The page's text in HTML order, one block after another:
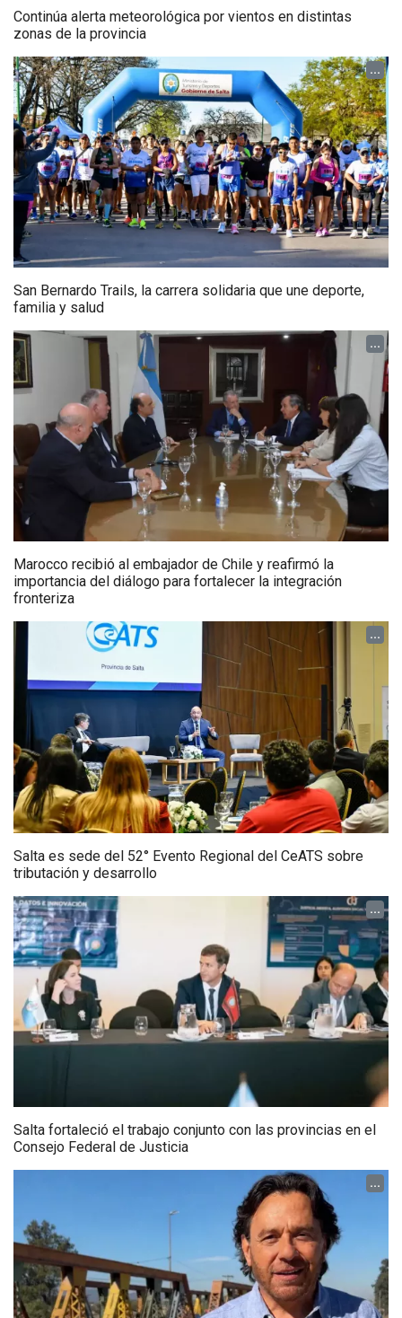
Continúa alerta meteorológica por vientos en distintas
zonas de la provincia
...
San Bernardo Trails, la carrera solidaria que une deporte,
familia y salud
...
Marocco recibió al embajador de Chile y reafirmó la
importancia del diálogo para fortalecer la integración
fronteriza
...
Salta es sede del 52° Evento Regional del CeATS sobre
tributación y desarrollo
...
Salta fortaleció el trabajo conjunto con las provincias en el
Consejo Federal de Justicia
...